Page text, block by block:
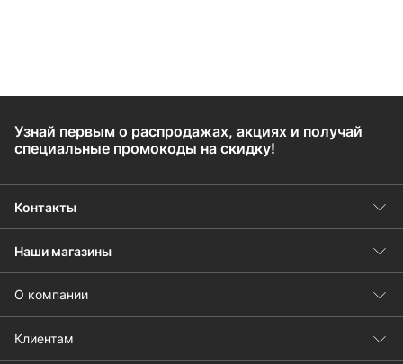
Узнай первым о распродажах, акциях и получай
специальные промокоды на скидку!
Контакты
Наши магазины
О компании
Клиентам